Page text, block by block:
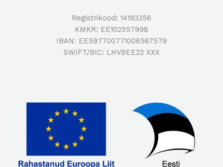
Registrikood: 14193356
KMKR: EE102557998
IBAN: EE597700771008587579
SWIFT/BIC: LHVBEE22 XXX